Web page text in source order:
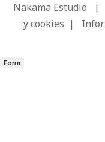
Nakama Estudio |
y cookies |
Form